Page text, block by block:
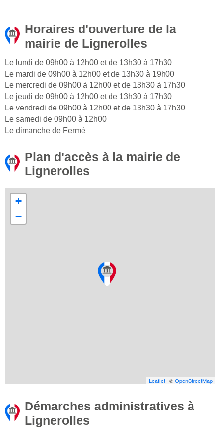
Horaires d'ouverture de la
mairie de Lignerolles
Le lundi de 09h00 à 12h00 et de 13h30 à 17h30
Le mardi de 09h00 à 12h00 et de 13h30 à 19h00
Le mercredi de 09h00 à 12h00 et de 13h30 à 17h30
Le jeudi de 09h00 à 12h00 et de 13h30 à 17h30
Le vendredi de 09h00 à 12h00 et de 13h30 à 17h30
Le samedi de 09h00 à 12h00
Le dimanche de Fermé
Plan d'accès à la mairie de
Lignerolles
+
−
Leaflet | ©OpenStreetMap
Démarches administratives à
Lignerolles